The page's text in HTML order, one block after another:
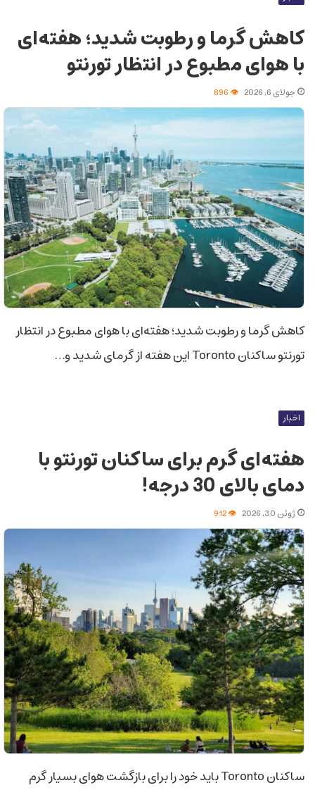
کاهش گرما و رطوبت شدید؛ هفته‌ای
با هوای مطبوع در انتظار تورنتو
جولای 6, 2026
کاهش گرما و رطوبت شدید؛ هفته‌ای با هوای مطبوع در انتظار
تورنتو ساکنان Toronto این هفته از گرمای شدید و…
اخبار
هفته‌ای گرم برای ساکنان تورنتو با
دمای بالای 30 درجه!
ژوئن 30, 2026
ساکنان Toronto باید خود را برای بازگشت هوای بسیار گرم